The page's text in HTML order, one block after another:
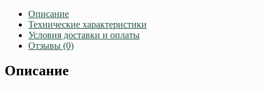
Описание
Технические характеристики
Условия доставки и оплаты
Отзывы (0)
Описание